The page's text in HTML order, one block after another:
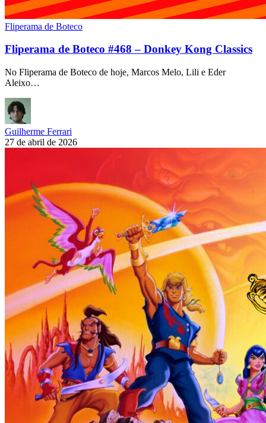
Fliperama de Boteco
Fliperama de Boteco #468 – Donkey Kong Classics
No Fliperama de Boteco de hoje, Marcos Melo, Lili e Eder
Aleixo…
Guilherme Ferrari
27 de abril de 2026